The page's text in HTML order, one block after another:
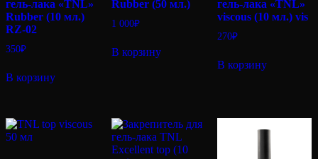
гель-лака «TNL»
Rubber (10 мл.)
RZ-02
350₽
В корзину
Rubber (50 мл.)
1 000₽
В корзину
гель-лака «TNL»
viscous (10 мл.) vis
270₽
В корзину